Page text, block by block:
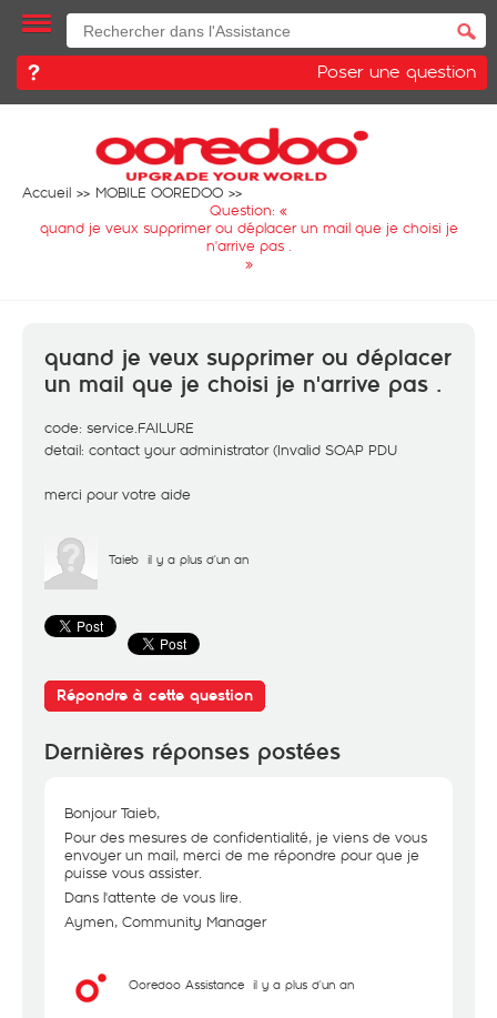
Poser une question
Accueil
MOBILE OOREDOO
Question: «
quand je veux supprimer ou déplacer un mail que je choisi je
n'arrive pas .
»
quand je veux supprimer ou déplacer
un mail que je choisi je n'arrive pas .
code: service.FAILURE
detail: contact your administrator (Invalid SOAP PDU
merci pour votre aide
Taieb il y a plus d'un an
Répondre à cette question
Dernières réponses postées
Bonjour Taieb,
Pour des mesures de confidentialité, je viens de vous
envoyer un mail, merci de me répondre pour que je
puisse vous assister.
Dans l'attente de vous lire.
Aymen, Community Manager
Ooredoo Assistance il y a plus d'un an